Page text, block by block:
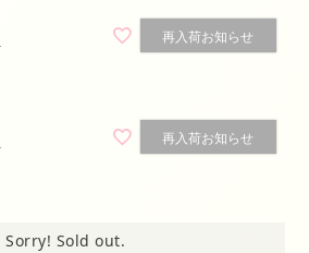
再入荷お知らせ
再入荷お知らせ
Sorry! Sold out.